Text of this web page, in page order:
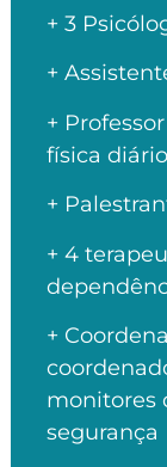
+ 3
+
+
física diário
+
+ 4
+
monitores
segurança